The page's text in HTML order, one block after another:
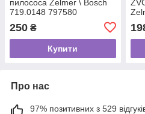
пилососа Zelmer \ Bosch
719.0148 797580
250 ₴
Купити
Про нас
97% позитивних з 529